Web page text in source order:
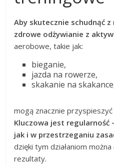
Aby skutecznie schudnąć
zdrowe odżywianie z
aerobowe, takie jak:
bieganie,
jazda na rowerze,
skakanie na
mogą znacznie
Kluczowa jest regularność
jak i w przestrzeganiu
dzięki tym działaniom
rezultaty.